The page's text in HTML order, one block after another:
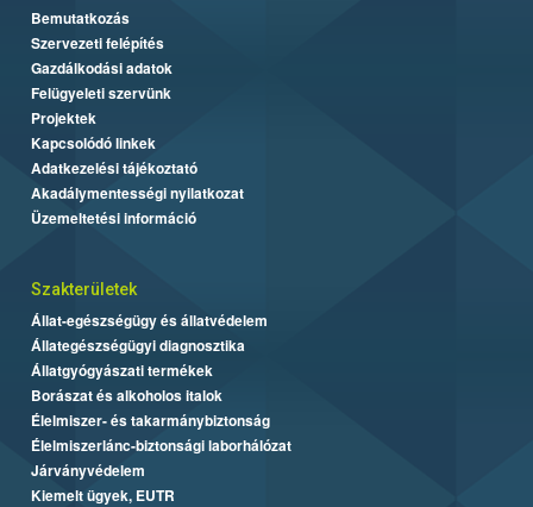
Bemutatkozás
Szervezeti felépítés
Gazdálkodási adatok
Felügyeleti szervünk
Projektek
Kapcsolódó linkek
Adatkezelési tájékoztató
Akadálymentességi nyilatkozat
Üzemeltetési információ
Szakterületek
Állat-egészségügy és állatvédelem
Állategészségügyi diagnosztika
Állatgyógyászati termékek
Borászat és alkoholos italok
Élelmiszer- és takarmánybiztonság
Élelmiszerlánc-biztonsági laborhálózat
Járványvédelem
Kiemelt ügyek, EUTR